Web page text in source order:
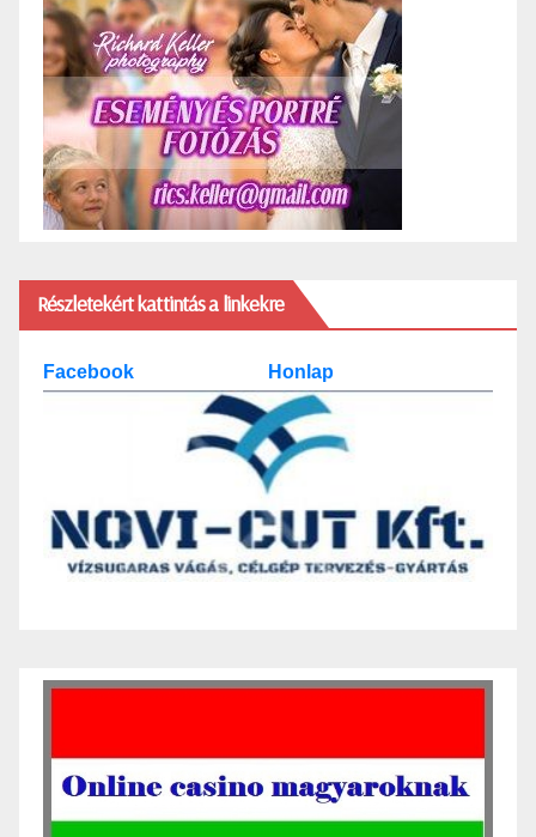
Részletekért kattintás a linkekre
Facebook Honlap